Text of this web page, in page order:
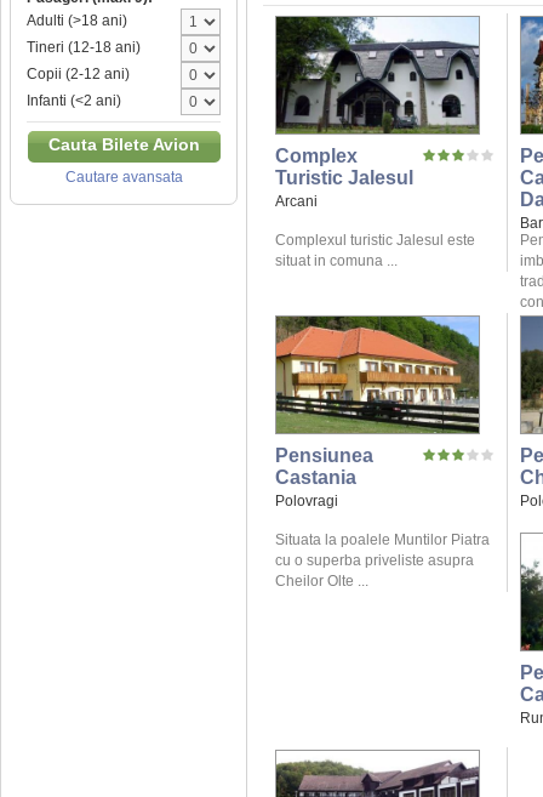
Adulti (>18 ani)
Tineri (12-18 ani)
Copii (2-12 ani)
Infanti (<2 ani)
Cauta Bilete Avion
Cautare avansata
Complex
Turistic Jalesul
Arcani
Complexul turistic Jalesul este
situat in comuna ...
Pensiunea
Castania
Polovragi
Situata la poalele Muntilor Piatra
cu o superba priveliste asupra
Cheilor Olte ...